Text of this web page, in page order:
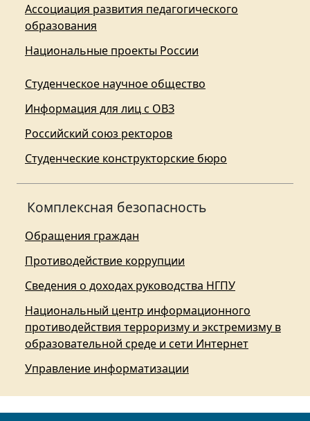
Ассоциация развития педагогического
образования
Национальные проекты России
Студенческое научное общество
Информация для лиц с ОВЗ
Российский союз ректоров
Студенческие конструкторские бюро
Комплексная безопасность
Обращения граждан
Противодействие коррупции
Сведения о доходах руководства НГПУ
Национальный центр информационного
противодействия терроризму и экстремизму в
образовательной среде и сети Интернет
Управление информатизации